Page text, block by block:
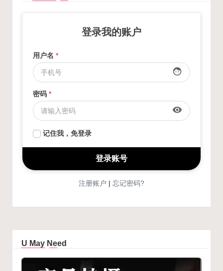
登录我的账户
用户名*
face
密码*
visibility
记住我，免登录
注册账户 忘记密码?
U May Need